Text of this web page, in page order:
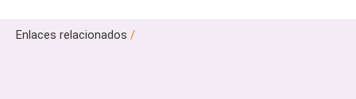
Enlaces relacionados /